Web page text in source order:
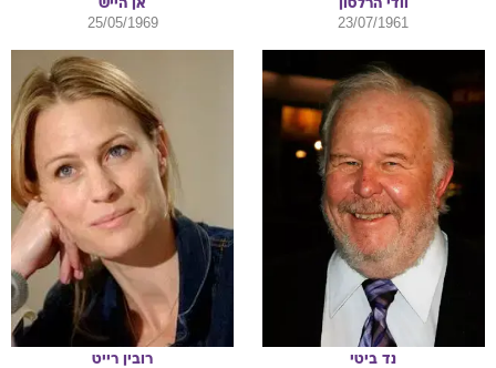
וודי הרלסון
23/07/1961
אן הייש
25/05/1969
נד ביטי רובין רייט